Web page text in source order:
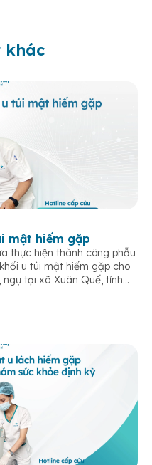
khác
mật hiếm gặp
thực hiện thành công phẫu
u túi mật hiếm gặp cho
ngụ tại xã Xuân Quế, tỉnh